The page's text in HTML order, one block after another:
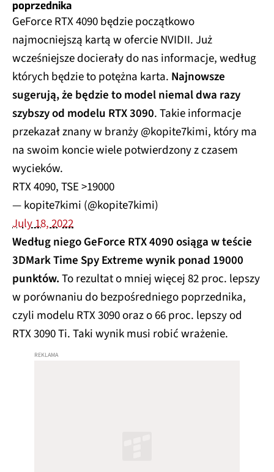
poprzednika
GeForce RTX 4090 będzie początkowo
najmocniejszą kartą w ofercie NVIDII. Już
wcześniejsze docierały do nas informacje, według
których będzie to potężna karta. Najnowsze
sugerują, że będzie to model niemal dwa razy
szybszy od modelu RTX 3090. Takie informacje
przekazał znany w branży @kopite7kimi, który ma
na swoim koncie wiele potwierdzony z czasem
wycieków.
RTX 4090, TSE >19000
— kopite7kimi (@kopite7kimi)
July 18, 2022
Według niego GeForce RTX 4090 osiąga w teście
3DMark Time Spy Extreme wynik ponad 19000
punktów.To rezultat o mniej więcej 82 proc. lepszy
w porównaniu do bezpośredniego poprzednika,
czyli modelu RTX 3090 oraz o 66 proc. lepszy od
RTX 3090 Ti. Taki wynik musi robić wrażenie.